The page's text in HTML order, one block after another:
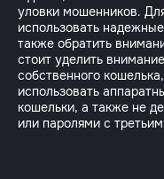
уловки мошенников.
использовать
также обратить
стоит уделить
собственного
использовать
кошельки, а также не
или паролями с